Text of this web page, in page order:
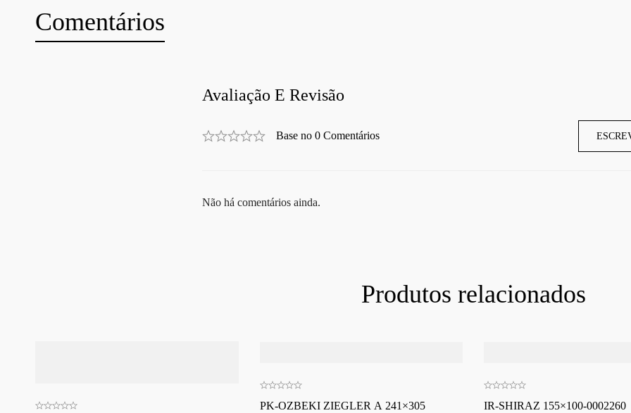
Comentários
Avaliação E Revisão
Base no 0 Comentários
Não há comentários ainda.
Produtos relacionados
PK-OZBEKI ZIEGLER A 241×305
IR-SHIRAZ 155×100-0002260